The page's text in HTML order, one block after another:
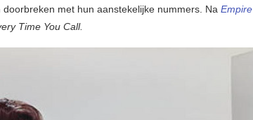
met hun aanstekelijke nummers. Na Empire
Time You Call.